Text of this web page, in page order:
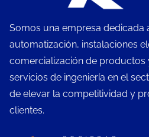
Somos una empresa dedicada
automatización, instalaciones
comercialización de productos
servicios de ingeniería en el
de elevar la competitividad y
clientes.